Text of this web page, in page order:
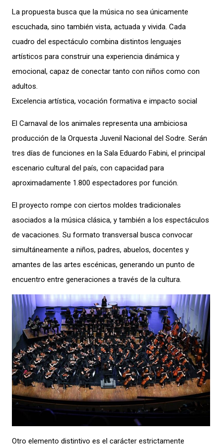
La propuesta busca que la música no sea únicamente
escuchada, sino también vista, actuada y vivida. Cada
cuadro del espectáculo combina distintos lenguajes
artísticos para construir una experiencia dinámica y
emocional, capaz de conectar tanto con niños como con
adultos.
Excelencia artística, vocación formativa e impacto social
El Carnaval de los animales representa una ambiciosa
producción de la Orquesta Juvenil Nacional del Sodre. Serán
tres días de funciones en la Sala Eduardo Fabini, el principal
escenario cultural del país, con capacidad para
aproximadamente 1.800 espectadores por función.
El proyecto rompe con ciertos moldes tradicionales
asociados a la música clásica, y también a los espectáculos
de vacaciones. Su formato transversal busca convocar
simultáneamente a niños, padres, abuelos, docentes y
amantes de las artes escénicas, generando un punto de
encuentro entre generaciones a través de la cultura.
Otro elemento distintivo es el carácter estrictamente